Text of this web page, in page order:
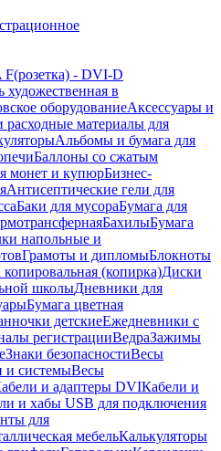
- DVI-D
художественная в
оборудованиеАксессуары и
расходные материалы для
Альбомы и бумага для
Баллоны со сжатым
монет и купюрБизнес-
Антисептические гели для
Баки для мусораБумага для
БахилыБумага
напольные и
Грамоты и дипломыБлокноты
копировальная (копирка)Диски
школыДневники для
Бумага цветная
детскиеЕжедневники с
регистрацииВедраЗажимы
Знаки безопасностиВесы
и системыВесы
и адаптеры DVIКабели и
и хабы USB для подключения
для
мебельКалькуляторы